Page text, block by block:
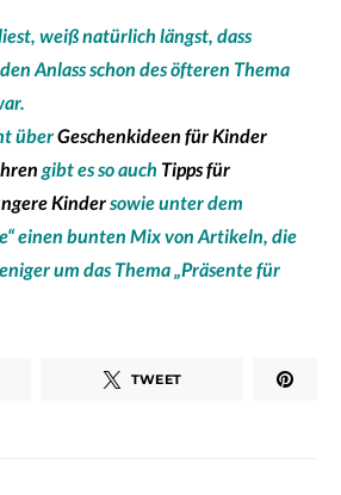
weiß natürlich längst, dass
Anlass schon des öfteren Thema
überGeschenkideen für Kinder
gibt es so auch Tipps für
Kindersowie unter dem
einen bunten Mix von Artikeln, die
um das Thema „Präsente für
TWEET